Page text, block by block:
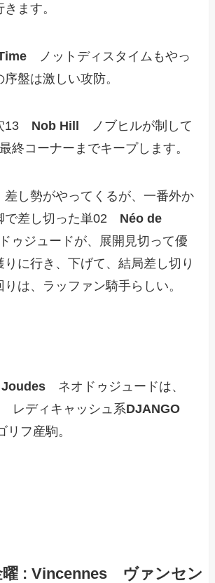
ます。
ノットディスタイムもやっ
盤は激しい攻防。
13 Nob Hill
ノブヒルが制して
終コーナーまでキープします。
差し勢がやってくるが、一番外か
で差し切った単02 Néo de
ゥジュードが、展開見切って優
りに行き、下げて、結局差し切り
は、ラッファン騎手らしい。
ネオドゥジュードは、
レディキャッシュ系DJANGO
フ産駒。
曜 : Vincennes ヴァンセン